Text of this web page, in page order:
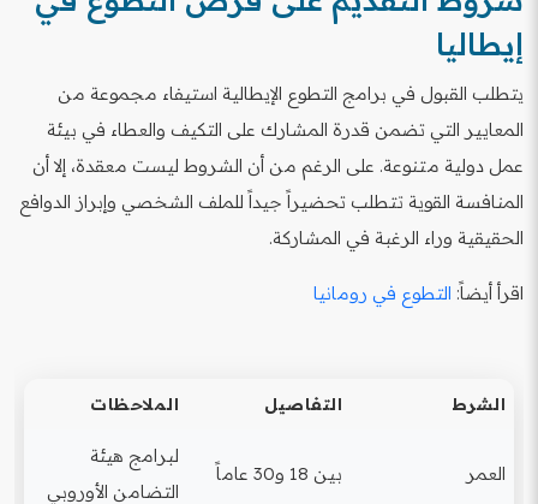
إيطاليا
يتطلب القبول في برامج التطوع الإيطالية استيفاء مجموعة من
المعايير التي تضمن قدرة المشارك على التكيف والعطاء في بيئة
عمل دولية متنوعة. على الرغم من أن الشروط ليست معقدة، إلا أن
المنافسة القوية تتطلب تحضيراً جيداً للملف الشخصي وإبراز الدوافع
الحقيقية وراء الرغبة في المشاركة.
اقرأ أيضاً: التطوع في رومانيا
الشرط التفاصيل الملاحظات
العمر بين 18 و30 عاماً
لبرامج هيئة
التضامن الأوروبي